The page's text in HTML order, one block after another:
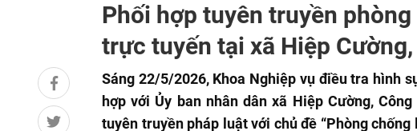
Phối hợp tuyên truyền
trực tuyến tại xã Hiệp
Sáng 22/5/2026, Khoa Nghiệp vụ điều tra hình
hợp với Ủy ban nhân dân xã Hiệp Cường,
tuyên truyền pháp luật với chủ đề “Phòng